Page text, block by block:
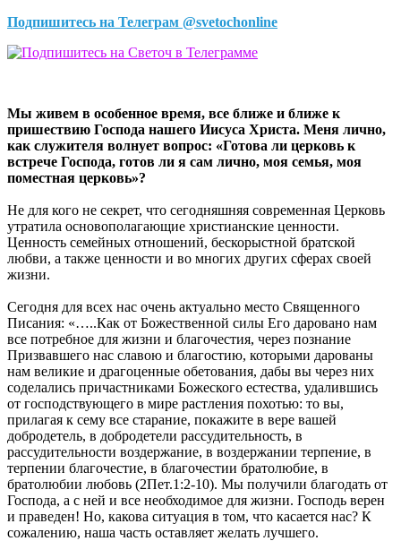
Подпишитесь на Телеграм @svetochonline
Мы живем в особенное время, все ближе и ближе к
пришествию Господа нашего Иисуса Христа. Меня лично,
как служителя волнует вопрос: «Готова ли церковь к
встрече Господа, готов ли я сам лично, моя семья, моя
поместная церковь»?
Не для кого не секрет, что сегодняшняя современная Церковь
утратила основополагающие христианские ценности.
Ценность семейных отношений, бескорыстной братской
любви, а также ценности и во многих других сферах своей
жизни.
Сегодня для всех нас очень актуально место Священного
Писания: «…..Как от Божественной силы Его даровано нам
все потребное для жизни и благочестия, через познание
Призвавшего нас славою и благостию, которыми дарованы
нам великие и драгоценные обетования, дабы вы через них
соделались причастниками Божеского естества, удалившись
от господствующего в мире растления похотью: то вы,
прилагая к сему все старание, покажите в вере вашей
добродетель, в добродетели рассудительность, в
рассудительности воздержание, в воздержании терпение, в
терпении благочестие, в благочестии братолюбие, в
братолюбии любовь (2Пет.1:2-10). Мы получили благодать от
Господа, а с ней и все необходимое для жизни. Господь верен
и праведен! Но, какова ситуация в том, что касается нас? К
сожалению, наша часть оставляет желать лучшего.